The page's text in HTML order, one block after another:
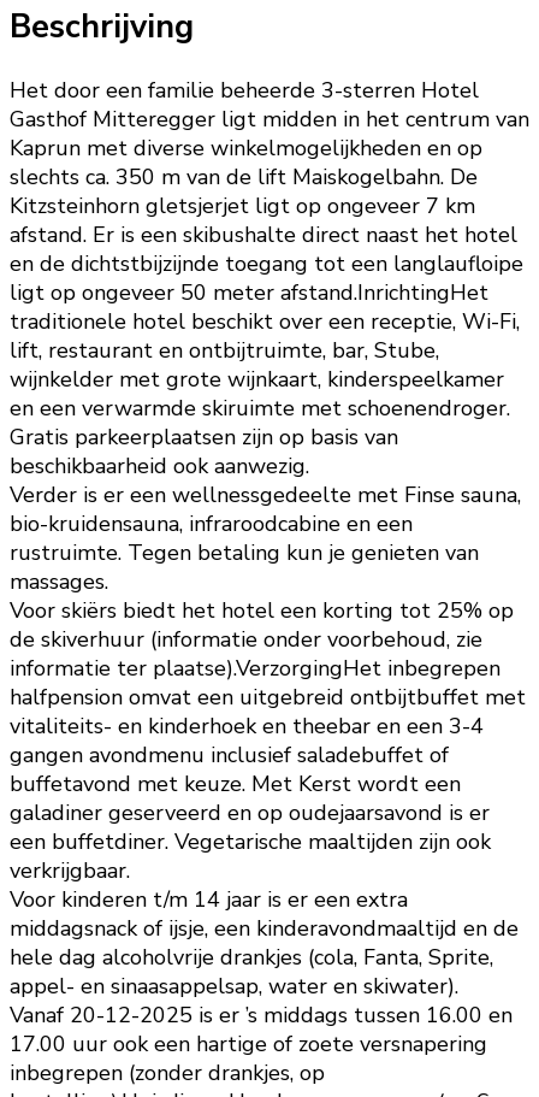
Beschrijving
Het door een familie beheerde 3-sterren Hotel
Gasthof Mitteregger ligt midden in het centrum van
Kaprun met diverse winkelmogelijkheden en op
slechts ca. 350 m van de lift Maiskogelbahn. De
Kitzsteinhorn gletsjerjet ligt op ongeveer 7 km
afstand. Er is een skibushalte direct naast het hotel
en de dichtstbijzijnde toegang tot een langlaufloipe
ligt op ongeveer 50 meter afstand.InrichtingHet
traditionele hotel beschikt over een receptie, Wi-Fi,
lift, restaurant en ontbijtruimte, bar, Stube,
wijnkelder met grote wijnkaart, kinderspeelkamer
en een verwarmde skiruimte met schoenendroger.
Gratis parkeerplaatsen zijn op basis van
beschikbaarheid ook aanwezig.
Verder is er een wellnessgedeelte met Finse sauna,
bio-kruidensauna, infraroodcabine en een
rustruimte. Tegen betaling kun je genieten van
massages.
Voor skiërs biedt het hotel een korting tot 25% op
de skiverhuur (informatie onder voorbehoud, zie
informatie ter plaatse).VerzorgingHet inbegrepen
halfpension omvat een uitgebreid ontbijtbuffet met
vitaliteits- en kinderhoek en theebar en een 3-4
gangen avondmenu inclusief saladebuffet of
buffetavond met keuze. Met Kerst wordt een
galadiner geserveerd en op oudejaarsavond is er
een buffetdiner. Vegetarische maaltijden zijn ook
verkrijgbaar.
Voor kinderen t/m 14 jaar is er een extra
middagsnack of ijsje, een kinderavondmaaltijd en de
hele dag alcoholvrije drankjes (cola, Fanta, Sprite,
appel- en sinaasappelsap, water en skiwater).
Vanaf 20-12-2025 is er ’s middags tussen 16.00 en
17.00 uur ook een hartige of zoete versnapering
inbegrepen (zonder drankjes, op